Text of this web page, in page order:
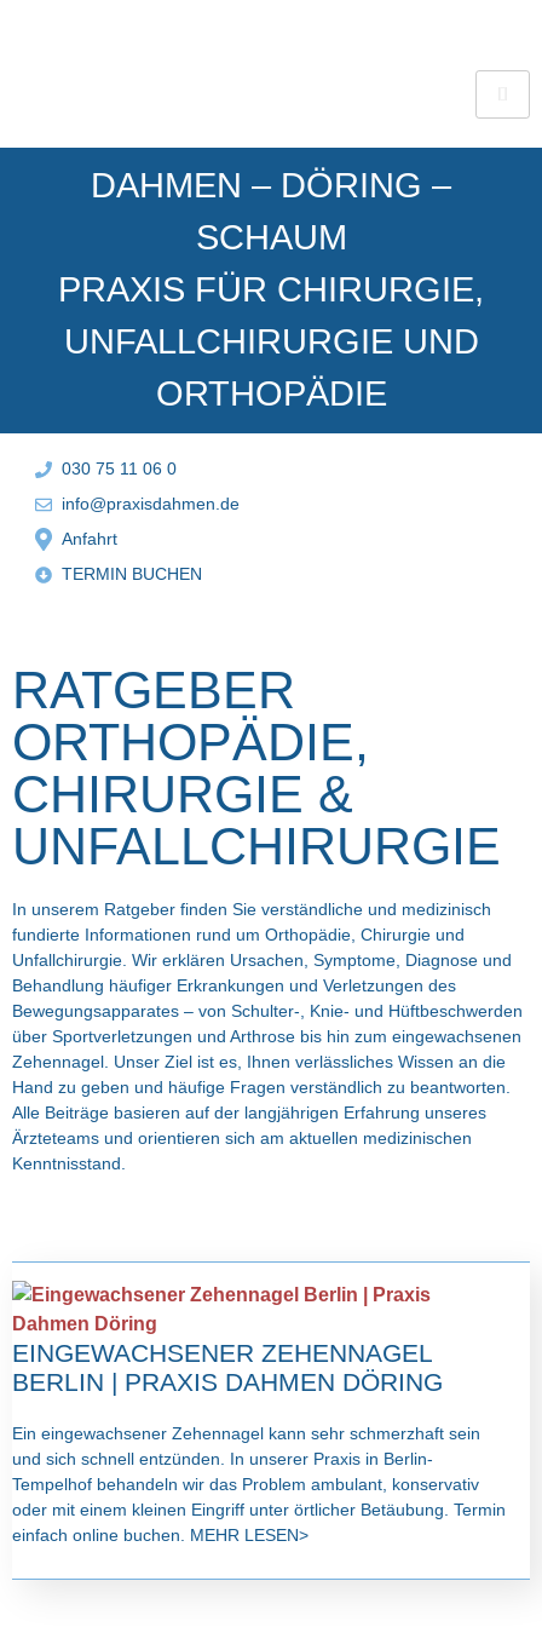
DAHMEN – DÖRING –
SCHAUM
PRAXIS FÜR CHIRURGIE,
UNFALLCHIRURGIE UND
ORTHOPÄDIE
030 75 11 06 0
info@praxisdahmen.de
Anfahrt
TERMIN BUCHEN
RATGEBER
ORTHOPÄDIE,
CHIRURGIE &
UNFALLCHIRURGIE
In unserem Ratgeber finden Sie verständliche und medizinisch
fundierte Informationen rund um Orthopädie, Chirurgie und
Unfallchirurgie. Wir erklären Ursachen, Symptome, Diagnose und
Behandlung häufiger Erkrankungen und Verletzungen des
Bewegungsapparates – von Schulter-, Knie- und Hüftbeschwerden
über Sportverletzungen und Arthrose bis hin zum eingewachsenen
Zehennagel. Unser Ziel ist es, Ihnen verlässliches Wissen an die
Hand zu geben und häufige Fragen verständlich zu beantworten.
Alle Beiträge basieren auf der langjährigen Erfahrung unseres
Ärzteteams und orientieren sich am aktuellen medizinischen
Kenntnisstand.
EINGEWACHSENER ZEHENNAGEL
BERLIN | PRAXIS DAHMEN DÖRING
Ein eingewachsener Zehennagel kann sehr schmerzhaft sein
und sich schnell entzünden. In unserer Praxis in Berlin-
Tempelhof behandeln wir das Problem ambulant, konservativ
oder mit einem kleinen Eingriff unter örtlicher Betäubung. Termin
einfach online buchen. MEHR LESEN>